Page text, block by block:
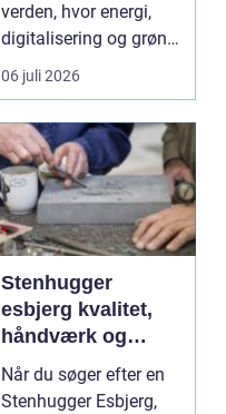
verden, hvor energi,
digitalisering og grøn
omsti...
06 juli 2026
Stenhugger
esbjerg kvalitet,
håndværk og
personlige
løsninger
Når du søger efter en
Stenhugger Esbjerg,